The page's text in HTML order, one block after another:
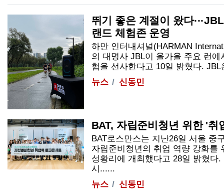
뛰기 좋은 계절이 왔다
랜드 체험존 운영
하만 인터내셔널(HARMAN
의 대명사 JBL이 올가을 주요 런
험을 선사한다고 10일 밝혔다. JBL
뉴스
신동민
BAT, 자립준비청년 위한 '취
BAT로스만스는 지난26일 서울 중
자립준비청년의 취업 역량 강화를
성황리에 개최했다고 28일 밝혔다
시......
뉴스
신동민